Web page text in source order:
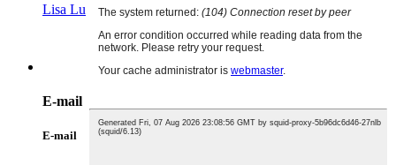
Lisa Lu
E-mail
E-mail